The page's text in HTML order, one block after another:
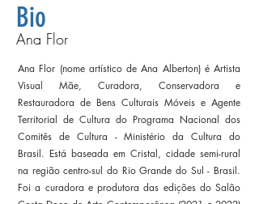
Bio
Ana Flor
Ana Flor (nome artístico de Ana Alberton) é Artista
Visual Mãe, Curadora, Conservadora e
Restauradora de Bens Culturais Móveis e Agente
Territorial de Cultura do Programa Nacional dos
Comitês de Cultura - Ministério da Cultura do
Brasil. Está baseada em Cristal, cidade semi-rural
na região centro-sul do Rio Grande do Sul - Brasil.
Foi a curadora e produtora das edições do Salão